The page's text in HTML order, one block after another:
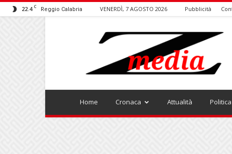
22.4 C Reggio Calabria VENERDÌ, 7 AGOSTO 2026 Pubblicità
ZMEDIA
Home Cronaca Attualità Politica